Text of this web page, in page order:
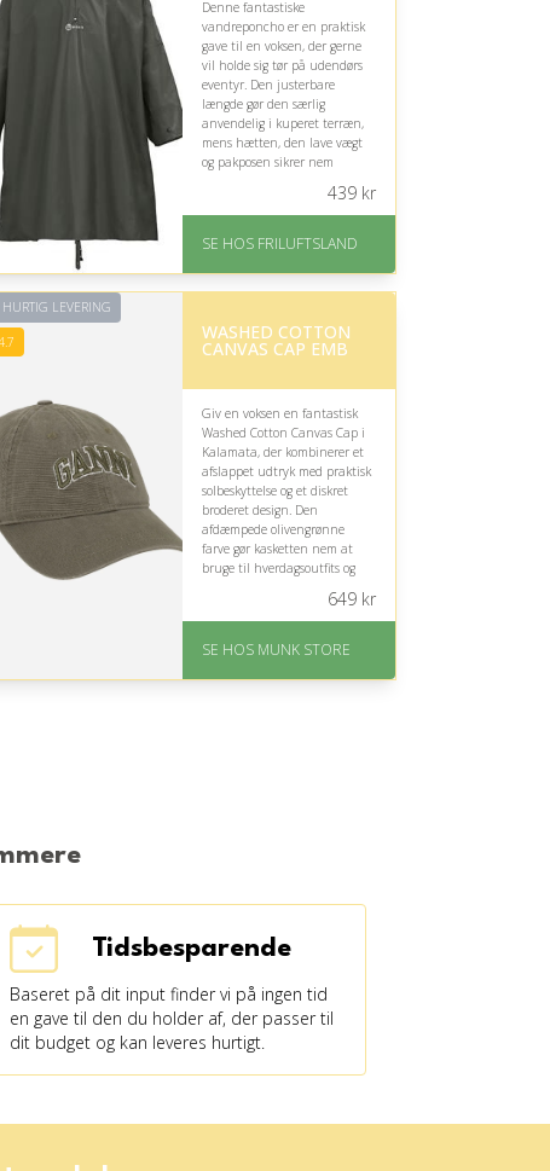
Denne fantastiske
vandreponcho er en praktisk
gave til en voksen, der gerne
vil holde sig tør på udendørs
eventyr. Den justerbare
længde gør den særlig
anvendelig i kuperet terræn,
mens hætten, den lave vægt
og pakposen sikrer nem
På lager
Levering: 1-2 hverdage
439kr
SE HOS FRILUFTSLAND
HURTIG LEVERING
WASHED COTTON
CANVAS CAP EMB
Giv en voksen en fantastisk
Washed Cotton Canvas Cap i
Kalamata, der kombinerer et
afslappet udtryk med praktisk
solbeskyttelse og et diskret
broderet design. Den
afdæmpede olivengrønne
farve gør kasketten nem at
bruge til hverdagsoutfits og
På lager
Levering: 1-2 dages
649kr
SE HOS MUNK STORE
Tidsbesparende
Baseret på dit input finder vi på ingen tid
en gave til den du holder af, der passer til
dit budget og kan leveres hurtigt.